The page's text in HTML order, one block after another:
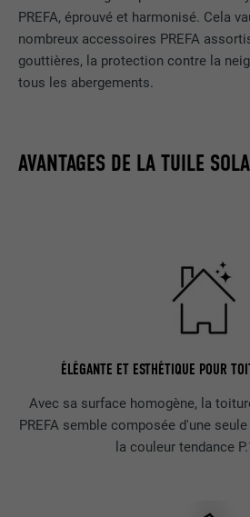
PREFA, éprouvé et harmonisé. Cela
nombreux accessoires PREFA
gouttières, la protection contre la
tous les abergements.
AVANTAGES DE LA TUILE
ÉLÉGANTE ET ESTHÉTIQUE POUR
Avec sa surface homogène, la
PREFA semble composée d'une
la couleur tendance